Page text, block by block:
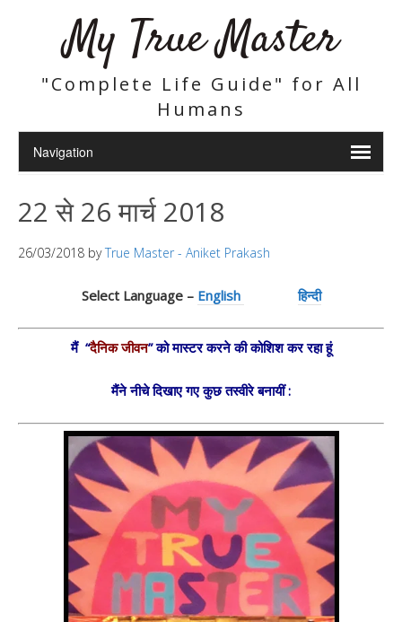
My True Master
"Complete Life Guide" for All
Humans
22 से 26 मार्च 2018
26/03/2018 byTrue Master - Aniket Prakash
Select Language – English हिन्दी
मैं “दैनिक जीवन” को मास्टर करने की कोशिश कर रहा हूं
मैंने नीचे दिखाए गए कुछ तस्वीरे बनायीं :